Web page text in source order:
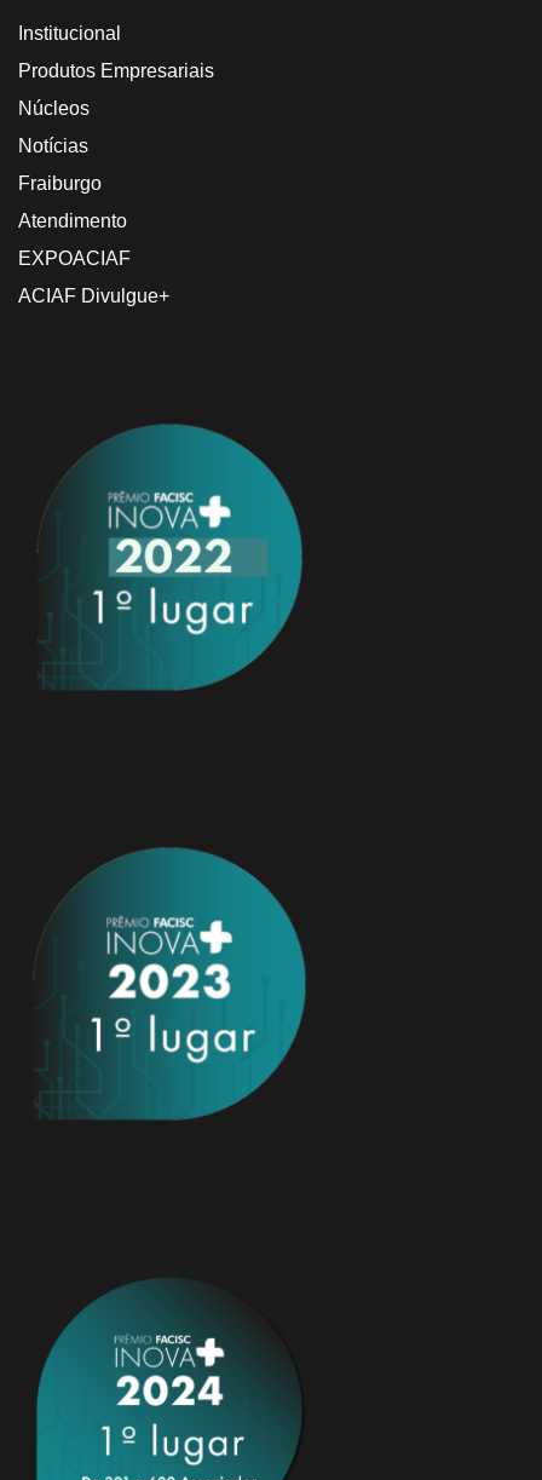
Institucional
Produtos Empresariais
Núcleos
Notícias
Fraiburgo
Atendimento
EXPOACIAF
ACIAF Divulgue+